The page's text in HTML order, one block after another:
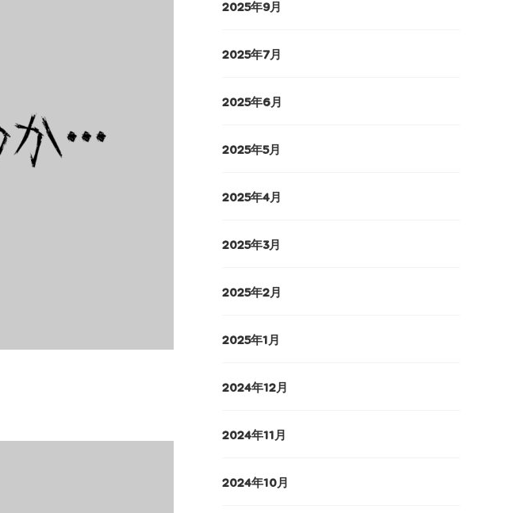
2025年9月
2025年7月
2025年6月
2025年5月
2025年4月
2025年3月
2025年2月
2025年1月
2024年12月
2024年11月
2024年10月